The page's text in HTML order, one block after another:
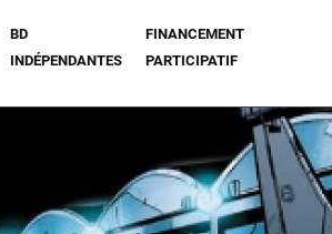
BD
INDÉPENDANTES
FINANCEMENT
PARTICIPATIF